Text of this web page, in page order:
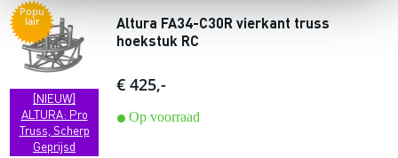
Popu
lair
[NIEUW]
ALTURA: Pro
Truss, Scherp
Geprijsd
Altura FA34-C30R vierkant truss
hoekstuk RC
€ 425,-
Op voorraad